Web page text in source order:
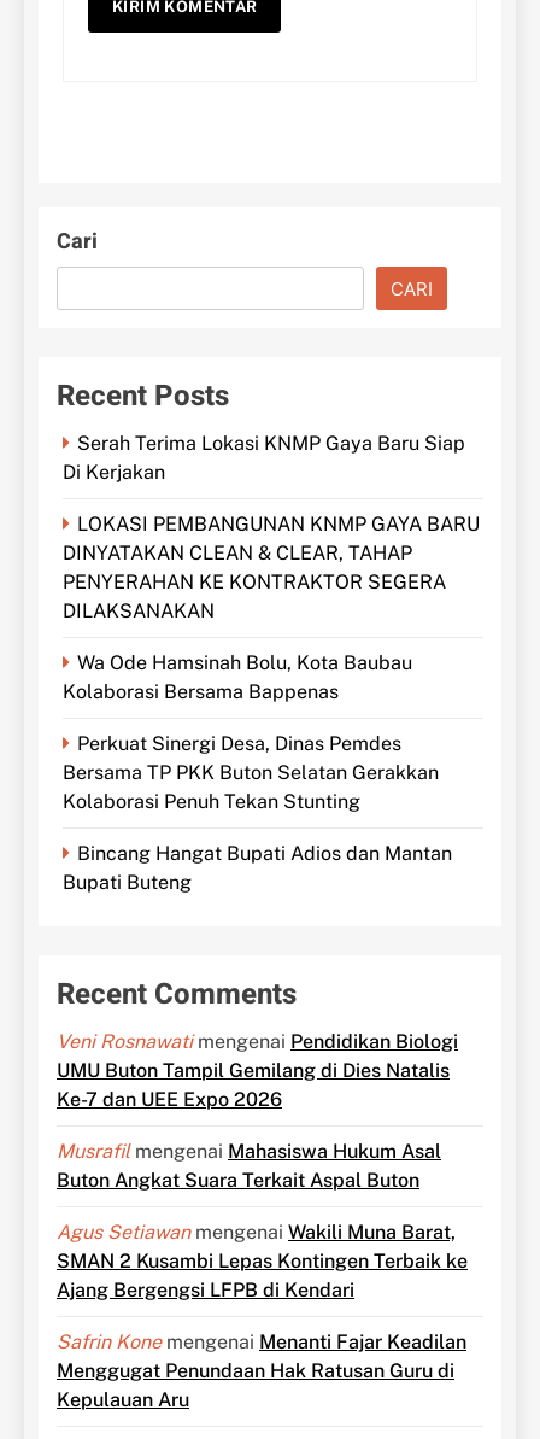
Cari
CARI
Recent Posts
Serah Terima Lokasi KNMP Gaya Baru Siap
Di Kerjakan
LOKASI PEMBANGUNAN KNMP GAYA BARU
DINYATAKAN CLEAN & CLEAR, TAHAP
PENYERAHAN KE KONTRAKTOR SEGERA
DILAKSANAKAN
Wa Ode Hamsinah Bolu, Kota Baubau
Kolaborasi Bersama Bappenas
Perkuat Sinergi Desa, Dinas Pemdes
Bersama TP PKK Buton Selatan Gerakkan
Kolaborasi Penuh Tekan Stunting
Bincang Hangat Bupati Adios dan Mantan
Bupati Buteng
Recent Comments
Veni Rosnawatimengenai Pendidikan Biologi
UMU Buton Tampil Gemilang di Dies Natalis
Ke-7 dan UEE Expo 2026
Musrafilmengenai Mahasiswa Hukum Asal
Buton Angkat Suara Terkait Aspal Buton
Agus Setiawanmengenai Wakili Muna Barat,
SMAN 2 Kusambi Lepas Kontingen Terbaik ke
Ajang Bergengsi LFPB di Kendari
Safrin Konemengenai Menanti Fajar Keadilan
Menggugat Penundaan Hak Ratusan Guru di
Kepulauan Aru